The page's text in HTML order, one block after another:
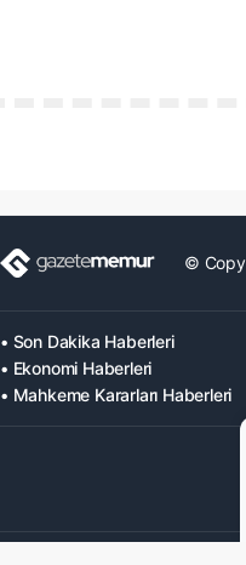
©
• Son Dakika Haberleri
• Ekonomi Haberleri
• Mahkeme Kararları Haberleri